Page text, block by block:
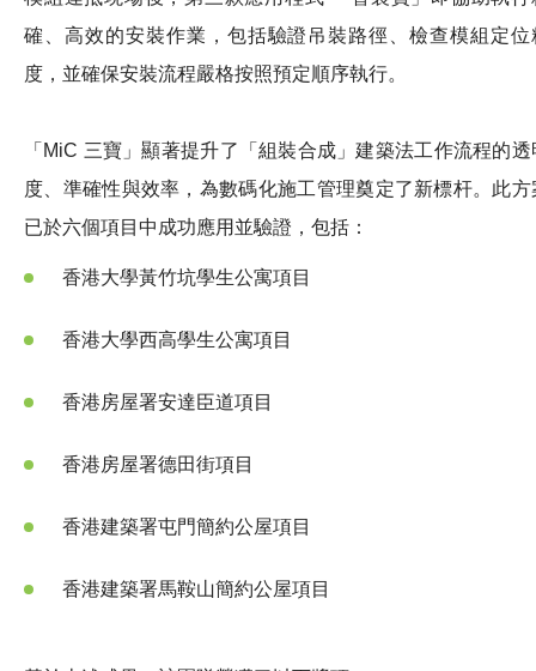
確、高效的安裝作業，包括驗證吊裝路徑、檢查模組定位
度，並確保安裝流程嚴格按照預定順序執行。
「MiC 三寶」顯著提升了「組裝合成」建築法工作流程的透
度、準確性與效率，為數碼化施工管理奠定了新標杆。此方
已於六個項目中成功應用並驗證，包括：
香港大學黃竹坑學生公寓項目
香港大學西高學生公寓項目
香港房屋署安達臣道項目
香港房屋署德田街項目
香港建築署屯門簡約公屋項目
香港建築署馬鞍山簡約公屋項目